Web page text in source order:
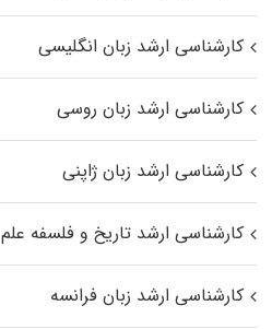
کارشناسی ارشد زبان انگلیسی
کارشناسی ارشد زبان روسی
کارشناسی ارشد زبان ژاپنی
کارشناسی ارشد تاریخ و فلسفه علم
کارشناسی ارشد زبان فرانسه